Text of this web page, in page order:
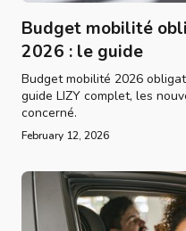
Budget mobilité
2026 : le guide
Budget mobilité 2026
guide LIZY complet, les
concerné.
February 12, 2026